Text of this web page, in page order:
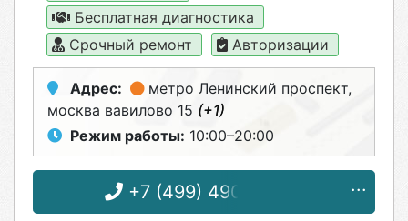
Бесплатная диагностика
Срочный ремонт
Авторизации
Адрес: метро Ленинский проспект,
москва вавилово 15 (+1)
Режим работы: 10:00–20:00
+7 (499) 490-48-82